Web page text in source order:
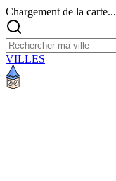
Chargement de la carte...
VILLES